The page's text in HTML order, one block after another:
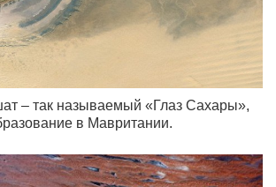
– так называемый «Глаз Сахары»,
в Мавритании.